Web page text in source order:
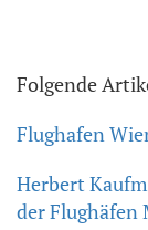
Folgende
Flughafen
Herbert
der Flughäfen